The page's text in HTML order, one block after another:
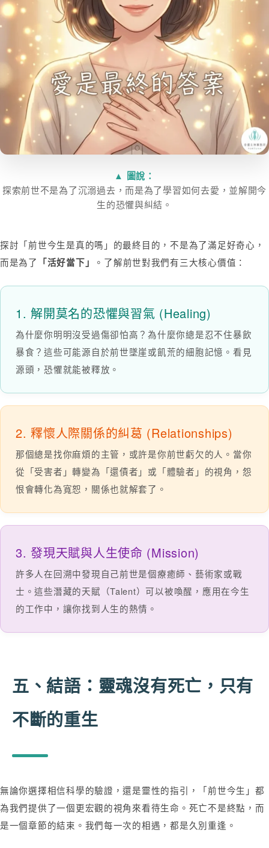
▲ 圖說：
探索前世不是為了沉溺過去，而是為了學習如何去愛，並解開今
生的恐懼與糾結。
探討「前世今生是真的嗎」的最終目的，不是為了滿足好奇心，
而是為了 「活好當下」 。了解前世對我們有三大核心價值：
1. 解開莫名的恐懼與習氣 (Healing)
為什麼你明明沒受過傷卻怕高？為什麼你總是忍不住暴飲
暴食？這些可能源自於前世墜崖或飢荒的細胞記憶。看見
源頭，恐懼就能被釋放。
2. 釋懷人際關係的糾葛 (Relationships)
那個總是找你麻煩的主管，或許是你前世虧欠的人。當你
從「受害者」轉變為「還債者」或「體驗者」的視角，怨
恨會轉化為寬恕，關係也就解套了。
3. 發現天賦與人生使命 (Mission)
許多人在回溯中發現自己前世是個療癒師、藝術家或戰
士。這些潛藏的天賦（Talent）可以被喚醒，應用在今生
的工作中，讓你找到人生的熱情。
五、結語：靈魂沒有死亡，只有
不斷的重生
無論你選擇相信科學的驗證，還是靈性的指引，「前世今生」都
為我們提供了一個更宏觀的視角來看待生命。死亡不是終點，而
是一個章節的結束。我們每一次的相遇，都是久別重逢。